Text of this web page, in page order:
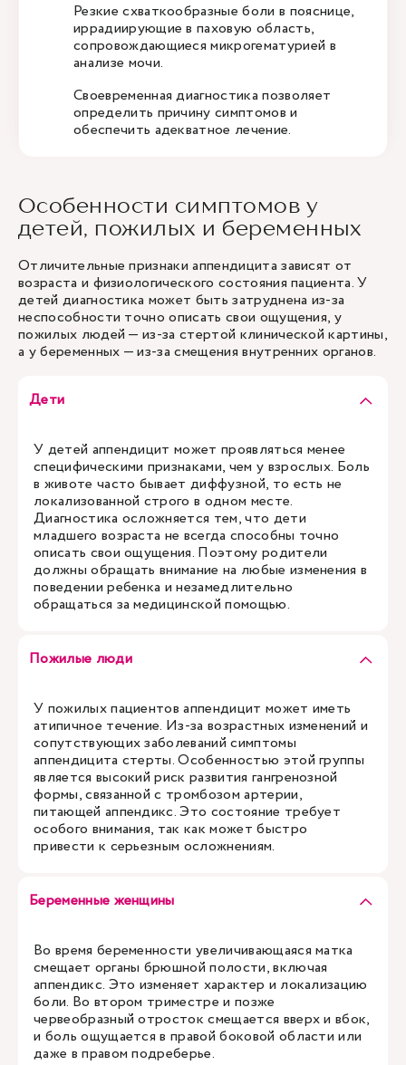
Резкие схваткообразные боли в пояснице,
иррадиирующие в паховую область,
сопровождающиеся микрогематурией в
анализе мочи.
Своевременная диагностика позволяет
определить причину симптомов и
обеспечить адекватное лечение.
Особенности симптомов у
детей, пожилых и беременных
Отличительные признаки аппендицита зависят от
возраста и физиологического состояния пациента. У
детей диагностика может быть затруднена из-за
неспособности точно описать свои ощущения, у
пожилых людей — из-за стертой клинической картины,
а у беременных — из-за смещения внутренних органов.
Дети
У детей аппендицит может проявляться менее
специфическими признаками, чем у взрослых. Боль
в животе часто бывает диффузной, то есть не
локализованной строго в одном месте.
Диагностика осложняется тем, что дети
младшего возраста не всегда способны точно
описать свои ощущения. Поэтому родители
должны обращать внимание на любые изменения в
поведении ребенка и незамедлительно
обращаться за медицинской помощью.
Пожилые люди
У пожилых пациентов аппендицит может иметь
атипичное течение. Из-за возрастных изменений и
сопутствующих заболеваний симптомы
аппендицита стерты. Особенностью этой группы
является высокий риск развития гангренозной
формы, связанной с тромбозом артерии,
питающей аппендикс. Это состояние требует
особого внимания, так как может быстро
привести к серьезным осложнениям.
Беременные женщины
Во время беременности увеличивающаяся матка
смещает органы брюшной полости, включая
аппендикс. Это изменяет характер и локализацию
боли. Во втором триместре и позже
червеобразный отросток смещается вверх и вбок,
и боль ощущается в правой боковой области или
даже в правом подреберье.